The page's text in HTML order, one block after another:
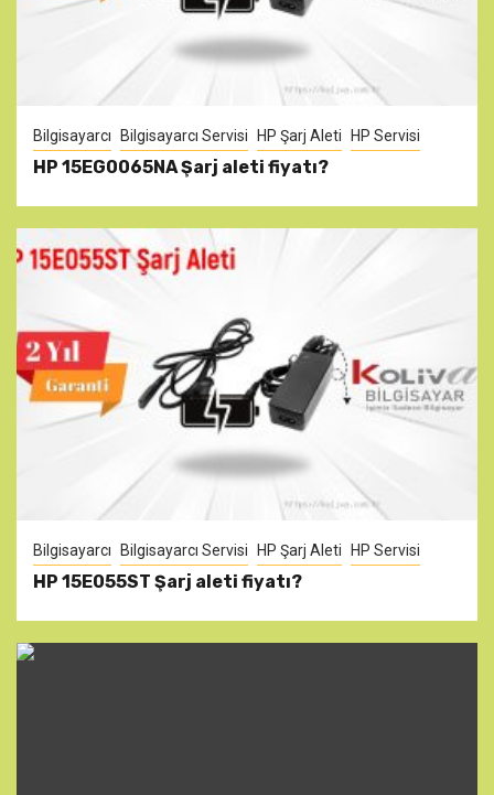
Bilgisayarcı Bilgisayarcı Servisi HP Şarj Aleti HP Servisi
HP 15EG0065NA Şarj aleti fiyatı?
Bilgisayarcı Bilgisayarcı Servisi HP Şarj Aleti HP Servisi
HP 15E055ST Şarj aleti fiyatı?